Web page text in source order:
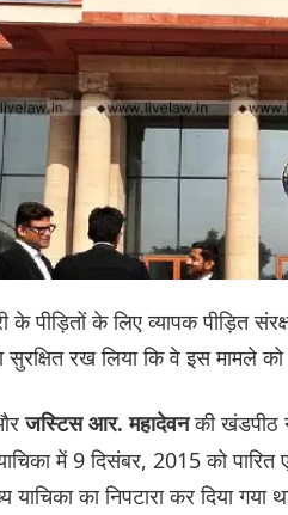
के पीड़ितों के लिए व्यापक पीड़ित
रख लिया कि वे इस मामले
जस्टिस आर. महादेवनकी खंडपीठ
में 9 दिसंबर, 2015 को
का निपटारा कर दिया गया